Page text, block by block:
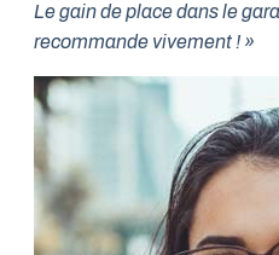
Le gain de place dans le
recommande vivement ! »